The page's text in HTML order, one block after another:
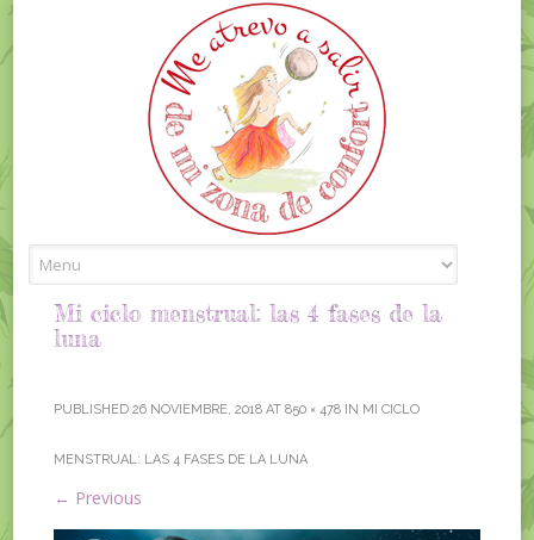
Mi ciclo menstrual: las 4 fases de la
luna
PUBLISHED26 NOVIEMBRE, 2018 AT850 × 478 IN MI CICLO
MENSTRUAL: LAS 4 FASES DE LA LUNA
← Previous